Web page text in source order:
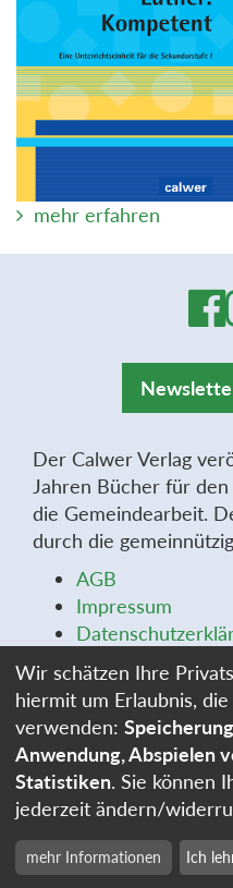
mehr erfahren
Der Calwer Verlag
Jahren Bücher für
die Gemeindearbeit.
durch die
AGB
Impressum
Stellenangebote
Cookie-
Wir schätzen Ihre
hiermit um Erlaubnis,
verwenden:
Anwendung, Abspielen
Statistiken. Sie können
jederzeit ändern/
mehr Informationen Ich